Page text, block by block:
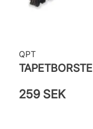
QPT
TAPETBORSTE
259 SEK